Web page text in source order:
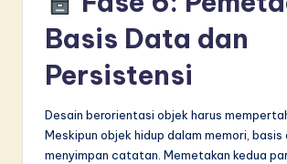
Basis Data dan
Persistensi
Desain berorientasi objek harus
Meskipun objek hidup dalam memori, basis
menyimpan catatan. Memetakan kedua